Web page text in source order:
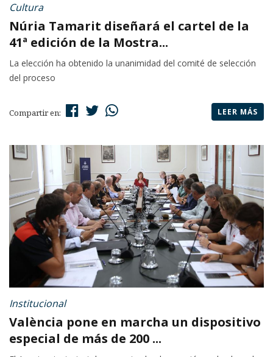
Cultura
Núria Tamarit diseñará el cartel de la
41ª edición de la Mostra...
La elección ha obtenido la unanimidad del comité de selección
del proceso
Compartir en: LEER MÁS
Institucional
València pone en marcha un dispositivo
especial de más de 200 ...